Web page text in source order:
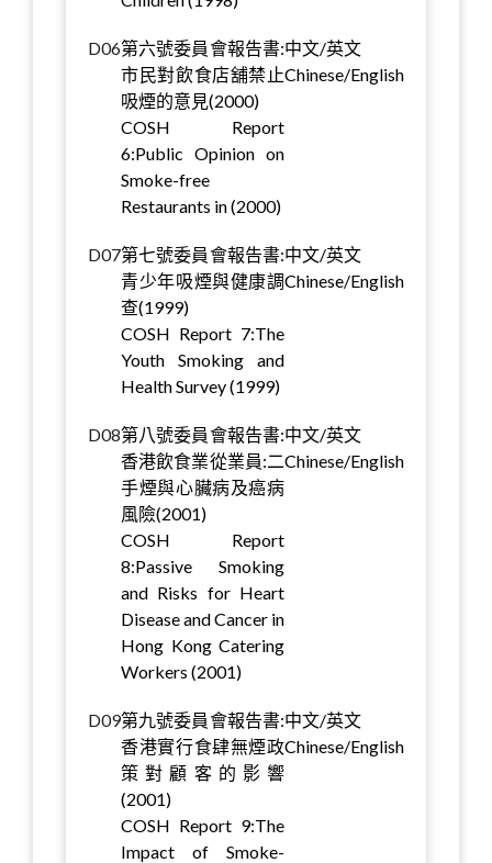
D06第六號委員會報告書:
市民對飲食店舖禁止
吸煙的意見(2000)
COSH Report
6:Public Opinion on
Smoke-free
Restaurants in (2000)
中文/英文
Chinese/English
D07第七號委員會報告書:
青少年吸煙與健康調
查(1999)
COSH Report 7:The
Youth Smoking and
Health Survey (1999)
中文/英文
Chinese/English
D08第八號委員會報告書:
香港飲食業從業員:二
手煙與心臟病及癌病
風險(2001)
COSH Report
8:Passive Smoking
and Risks for Heart
Disease and Cancer in
Hong Kong Catering
Workers (2001)
中文/英文
Chinese/English
D09第九號委員會報告書:
香港實行食肆無煙政
策對顧客的影響
(2001)
COSH Report 9:The
Impact of Smoke-
中文/英文
Chinese/English